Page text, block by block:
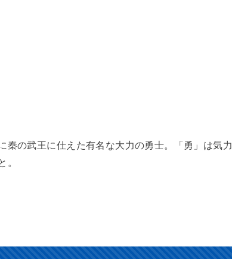
秦の武王に仕えた有名な大力の勇士。「勇」は気力
。